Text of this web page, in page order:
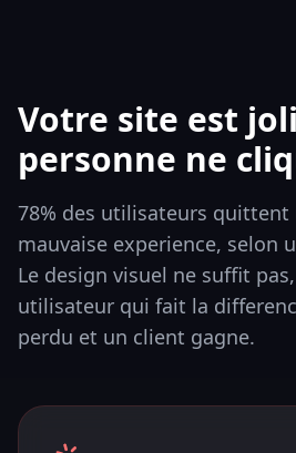
Votre site est
personne ne
78% des utilisateurs quittent
mauvaise experience, selon
Le design visuel ne suffit
utilisateur qui fait la
perdu et un client gagne.